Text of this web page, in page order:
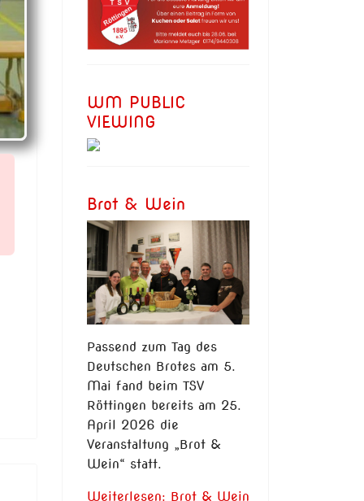
WM PUBLIC
VIEWING
Brot & Wein
Passend zum Tag des
Deutschen Brotes am 5.
Mai fand beim TSV
Röttingen bereits am 25.
April 2026 die
Veranstaltung „Brot &
Wein“ statt.
Weiterlesen: Brot & Wein